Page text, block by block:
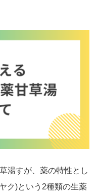
湯すが、薬の特性とし
ク)という2種類の生薬